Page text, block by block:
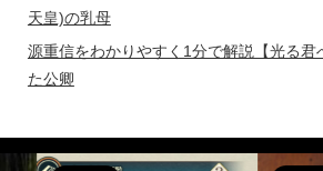
天皇)の乳母
源重信をわかりやすく1分で解説【光る君
た公卿